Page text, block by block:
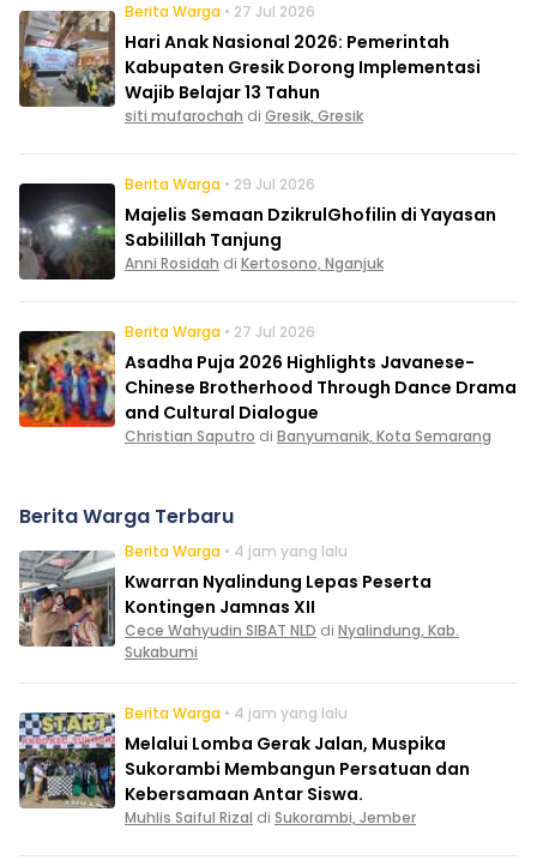
Berita Warga • 27 Jul 2026
Hari Anak Nasional 2026: Pemerintah
Kabupaten Gresik Dorong Implementasi
Wajib Belajar 13 Tahun
siti mufarochah di Gresik, Gresik
Berita Warga • 29 Jul 2026
Majelis Semaan DzikrulGhofilin di Yayasan
Sabilillah Tanjung
Anni Rosidah di Kertosono, Nganjuk
Berita Warga • 27 Jul 2026
Asadha Puja 2026 Highlights Javanese-
Chinese Brotherhood Through Dance Drama
and Cultural Dialogue
Christian Saputro di Banyumanik, Kota Semarang
Berita Warga Terbaru
Berita Warga • 4 jam yang lalu
Kwarran Nyalindung Lepas Peserta
Kontingen Jamnas XII
Cece Wahyudin SIBAT NLD di Nyalindung, Kab.
Sukabumi
Berita Warga • 4 jam yang lalu
Melalui Lomba Gerak Jalan, Muspika
Sukorambi Membangun Persatuan dan
Kebersamaan Antar Siswa.
Muhlis Saiful Rizal di Sukorambi, Jember